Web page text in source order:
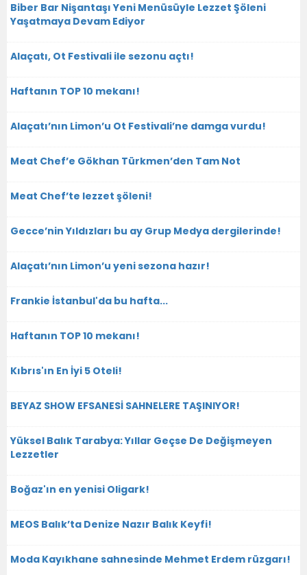
Biber Bar Nişantaşı Yeni Menüsüyle Lezzet Şöleni
Yaşatmaya Devam Ediyor
Alaçatı, Ot Festivali ile sezonu açtı!
Haftanın TOP 10 mekanı!
Alaçatı’nın Limon’u Ot Festivali’ne damga vurdu!
Meat Chef’e Gökhan Türkmen’den Tam Not
Meat Chef’te lezzet şöleni!
Gecce’nin Yıldızları bu ay Grup Medya dergilerinde!
Alaçatı’nın Limon’u yeni sezona hazır!
Frankie İstanbul'da bu hafta...
Haftanın TOP 10 mekanı!
Kıbrıs'ın En İyi 5 Oteli!
BEYAZ SHOW EFSANESİ SAHNELERE TAŞINIYOR!
Yüksel Balık Tarabya: Yıllar Geçse De Değişmeyen
Lezzetler
Boğaz'ın en yenisi Oligark!
MEOS Balık’ta Denize Nazır Balık Keyfi!
Moda Kayıkhane sahnesinde Mehmet Erdem rüzgarı!